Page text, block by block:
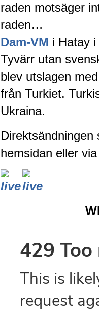
raden motsäger
raden…
Dam-VM i Hatay
Tyvärr utan
blev utslagen
från Turkiet.
Ukraina.
hemsidan eller